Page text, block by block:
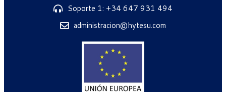
Soporte 1: +34 647 931 494
administracion@hytesu.com